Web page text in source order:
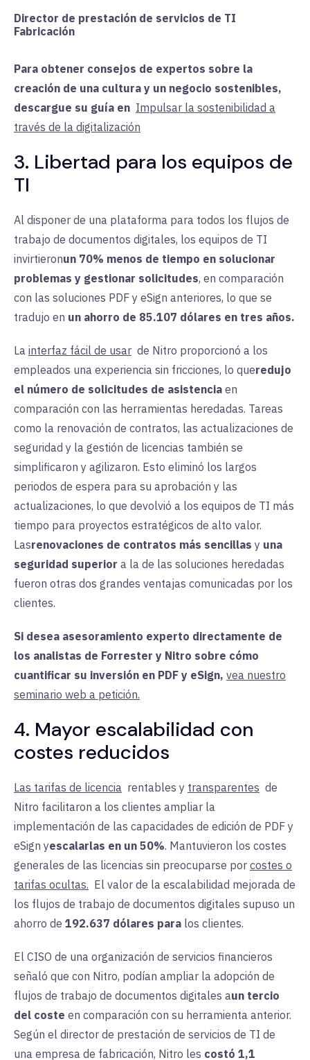
Director de prestación de servicios de TI
Fabricación
Para obtener consejos de expertos sobre la
creación de una cultura y un negocio sostenibles,
descargue su guía en Impulsar la sostenibilidad a
través de la digitalización
3. Libertad para los equipos de
TI
Al disponer de una plataforma para todos los flujos de
trabajo de documentos digitales, los equipos de TI
invirtieronun 70% menos de tiempo en solucionar
problemas y gestionar solicitudes, en comparación
con las soluciones PDF y eSign anteriores, lo que se
tradujo en un ahorro de 85.107 dólares en tres años.
La interfaz fácil de usar de Nitro proporcionó a los
empleados una experiencia sin fricciones, lo queredujo
el número de solicitudes de asistencia en
comparación con las herramientas heredadas. Tareas
como la renovación de contratos, las actualizaciones de
seguridad y la gestión de licencias también se
simplificaron y agilizaron. Esto eliminó los largos
periodos de espera para su aprobación y las
actualizaciones, lo que devolvió a los equipos de TI más
tiempo para proyectos estratégicos de alto valor.
Lasrenovaciones de contratos más sencillas y una
seguridad superior a la de las soluciones heredadas
fueron otras dos grandes ventajas comunicadas por los
clientes.
Si desea asesoramiento experto directamente de
los analistas de Forrester y Nitro sobre cómo
cuantificar su inversión en PDF y eSign, vea nuestro
seminario web a petición.
4. Mayor escalabilidad con
costes reducidos
Las tarifas de licencia rentables y transparentes de
Nitro facilitaron a los clientes ampliar la
implementación de las capacidades de edición de PDF y
eSign yescalarlas en un 50%. Mantuvieron los costes
generales de las licencias sin preocuparse por costes o
tarifas ocultas. El valor de la escalabilidad mejorada de
los flujos de trabajo de documentos digitales supuso un
ahorro de 192.637 dólares para los clientes.
El CISO de una organización de servicios financieros
señaló que con Nitro, podían ampliar la adopción de
flujos de trabajo de documentos digitales aun tercio
del coste en comparación con su herramienta anterior.
Según el director de prestación de servicios de TI de
una empresa de fabricación, Nitro les costó 1,1